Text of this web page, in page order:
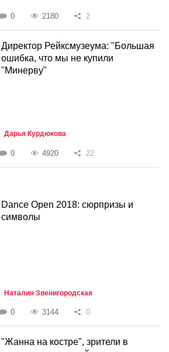
0 2180 2
Директор Рейксмузеума: "Большая
ошибка, что мы не купили
"Минерву"
Дарья Курдюкова
0 4920 22
Dance Open 2018: сюрпризы и
символы
Наталия Звенигородская
0 3144 0
"Жанна на костре", зрители в